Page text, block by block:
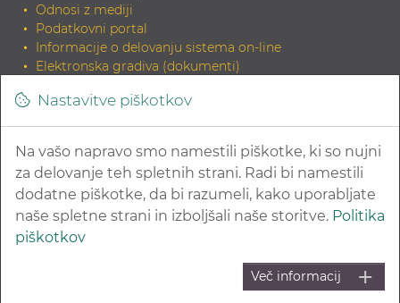
Odnosi z mediji
Podatkovni portal
Informacije o delovanju sistema on-line
Elektronska gradiva (dokumenti)
INDOK knjižnica
Zahteva za elektronski izvirnik dokumenta in potrditev
Povezave na sorodne strani
Nastavitve piškotkov
Na vašo napravo smo namestili piškotke, ki so nujni
za delovanje teh spletnih strani. Radi bi namestili
dodatne piškotke, da bi razumeli, kako uporabljate
naše spletne strani in izboljšali naše storitve. Politika
piškotkov
Več informacij